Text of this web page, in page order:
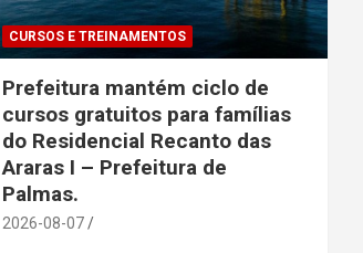
CURSOS E TREINAMENTOS
Prefeitura mantém ciclo de
cursos gratuitos para famílias
do Residencial Recanto das
Araras I – Prefeitura de
Palmas.
2026-08-07